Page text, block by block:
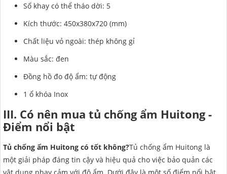
Số khay có thể tháo dời: 5
Kích thước: 450x380x720 (mm)
Chất liệu vỏ ngoài: thép không gỉ
Màu sắc: đen
Đồng hồ đo độ ẩm: tự động
1 ổ khóa Inox
III. Có nên mua tủ chống ẩm Huitong -
Điểm nổi bật
Tủ chống ẩm Huitong có tốt không?Tủ chống ẩm Huitong là
một giải pháp đáng tin cậy và hiệu quả cho việc bảo quản các
vật dụng nhạy cảm với độ ẩm. Dưới đây là một số điểm nổi bật